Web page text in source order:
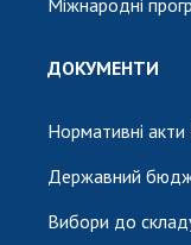
ДОКУМЕНТИ
Нормативні
Державний
Вибори до